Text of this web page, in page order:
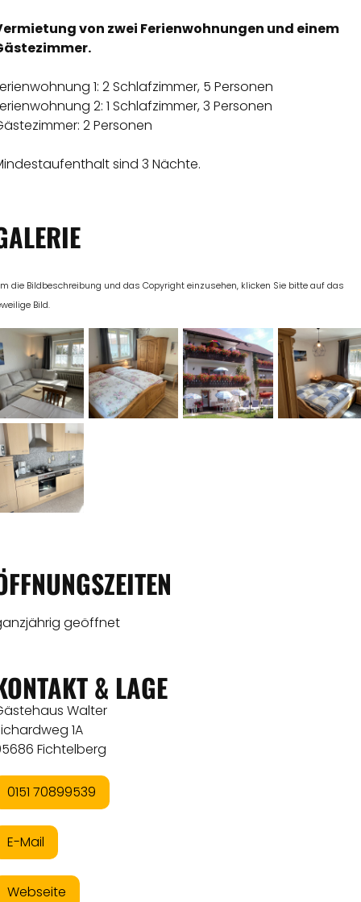
von zwei Ferienwohnungen und einem
1: 2 Schlafzimmer, 5 Personen
2: 1 Schlafzimmer, 3 Personen
2 Personen
sind 3 Nächte.
die Bildbeschreibung und das Copyright einzusehen, klicken Sie bitte auf das
Bild.
geöffnet
& LAGE
Walter
1A
Fichtelberg
0151 70899539
E-Mail
Webseite